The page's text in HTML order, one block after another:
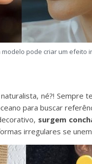
modelo pode criar um efeito
né?! Sempre
para buscar
surgem
irregulares se